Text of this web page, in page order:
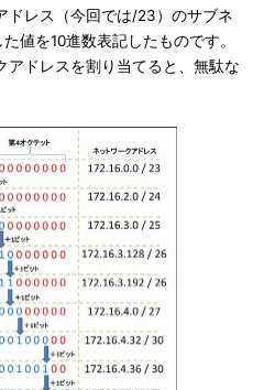
ドレス（今回では/23）のサブネ
値を10進数表記したものです。
アドレスを割り当てると、無駄な